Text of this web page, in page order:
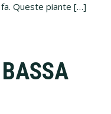
fa. Queste piante […]